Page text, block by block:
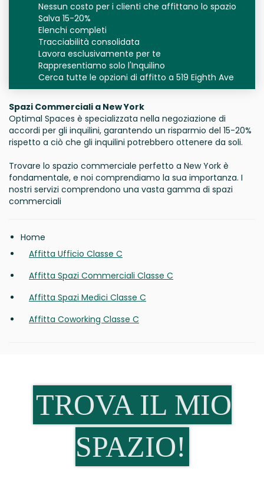
Nessun costo per i clienti che affittano lo spazio
Salva 15-20%
Elenchi completi
Tracciabilità consolidata
Lavora esclusivamente per te
Rappresentiamo solo l'Inquilino
Cerca tutte le opzioni di affitto a 519 Eighth Ave
Spazi Commerciali a New York
Optimal Spaces è specializzata nella negoziazione di
accordi per gli inquilini, garantendo un risparmio del 15-20%
rispetto a ciò che gli inquilini potrebbero ottenere da soli.
Trovare lo spazio commerciale perfetto a New York è
fondamentale, e noi comprendiamo la sua importanza. I
nostri servizi comprendono una vasta gamma di spazi
commerciali
Home
Affitta Ufficio Classe C
Affitta Spazi Commerciali Classe C
Affitta Spazi Medici Classe C
Affitta Coworking Classe C
TROVA IL MIO
SPAZIO!